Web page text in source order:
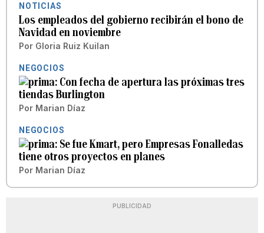
NOTICIAS
Los empleados del gobierno recibirán el bono de
Navidad en noviembre
Por Gloria Ruiz Kuilan
NEGOCIOS
Con fecha de apertura las próximas tres
tiendas Burlington
Por Marian Díaz
NEGOCIOS
Se fue Kmart, pero Empresas Fonalledas
tiene otros proyectos en planes
Por Marian Díaz
PUBLICIDAD